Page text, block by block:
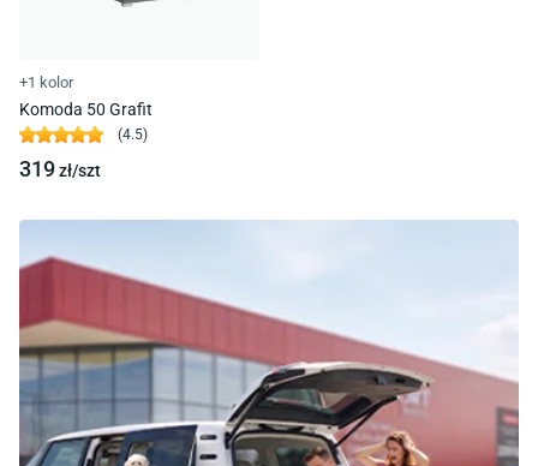
+1 kolor
Komoda 50 Grafit
(4.5)
319zł/szt